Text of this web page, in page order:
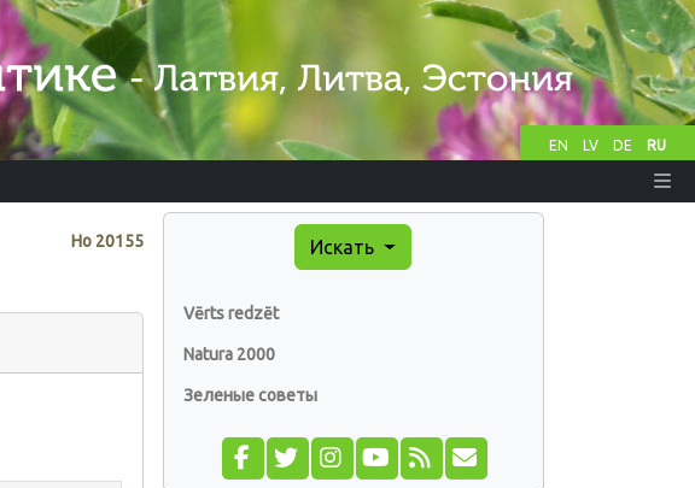
EN LV DE RU
Нo 20155 Искать
Vērts redzēt
Natura 2000
Зеленые советы